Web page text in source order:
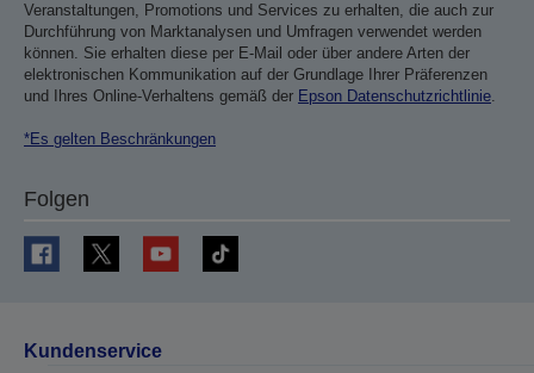
Veranstaltungen, Promotions und Services zu erhalten, die auch zur
Durchführung von Marktanalysen und Umfragen verwendet werden
können. Sie erhalten diese per E-Mail oder über andere Arten der
elektronischen Kommunikation auf der Grundlage Ihrer Präferenzen
und Ihres Online-Verhaltens gemäß der Epson Datenschutzrichtlinie.
*Es gelten Beschränkungen
Folgen
Kundenservice